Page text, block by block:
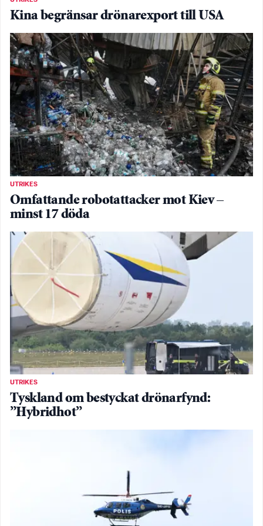
Kina begränsar drönarexport till USA
UTRIKES
Omfattande robotattacker mot Kiev –
minst 17 döda
UTRIKES
Tyskland om bestyckat drönarfynd:
”Hybridhot”